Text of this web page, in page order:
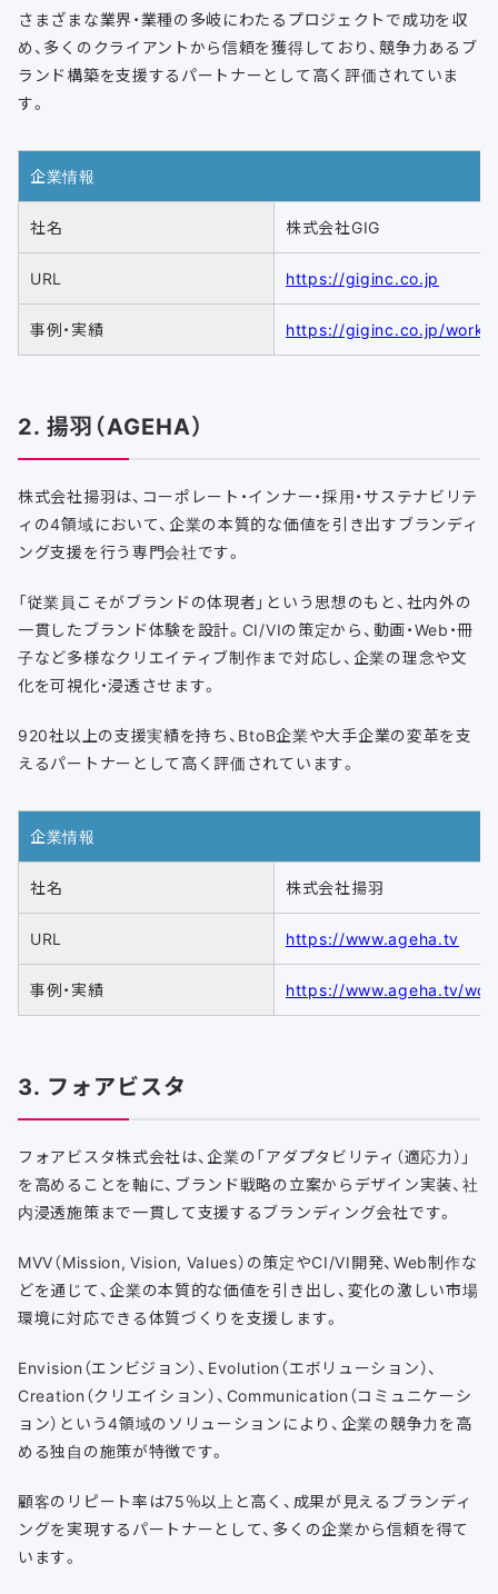
さまざまな業界・業種の多岐にわたるプロジェクトで成功を収
め、多くのクライアントから信頼を獲得しており、競争力あるブ
ランド構築を支援するパートナーとして高く評価されていま
す。
企業情報
社名 株式会社GIG
URL https://giginc.co.jp
事例・実績 https://giginc.co.jp/works
2. 揚羽（AGEHA）
株式会社揚羽は、コーポレート・インナー・採用・サステナビリテ
ィの4領域において、企業の本質的な価値を引き出すブランディ
ング支援を行う専門会社です。
「従業員こそがブランドの体現者」という思想のもと、社内外の
一貫したブランド体験を設計。CI/VIの策定から、動画・Web・冊
子など多様なクリエイティブ制作まで対応し、企業の理念や文
化を可視化・浸透させます。
920社以上の支援実績を持ち、BtoB企業や大手企業の変革を支
えるパートナーとして高く評価されています。
企業情報
社名 株式会社揚羽
URL https://www.ageha.tv
事例・実績 https://www.ageha.tv/
3. フォアビスタ
フォアビスタ株式会社は、企業の「アダプタビリティ（適応力）」
を高めることを軸に、ブランド戦略の立案からデザイン実装、社
内浸透施策まで一貫して支援するブランディング会社です。
MVV（Mission, Vision, Values）の策定やCI/VI開発、Web制作な
どを通じて、企業の本質的な価値を引き出し、変化の激しい市場
環境に対応できる体質づくりを支援します。
Envision（エンビジョン）、Evolution（エボリューション）、
Creation（クリエイション）、Communication（コミュニケーシ
ョン）という4領域のソリューションにより、企業の競争力を高
める独自の施策が特徴です。
顧客のリピート率は75％以上と高く、成果が見えるブランディ
ングを実現するパートナーとして、多くの企業から信頼を得て
います。